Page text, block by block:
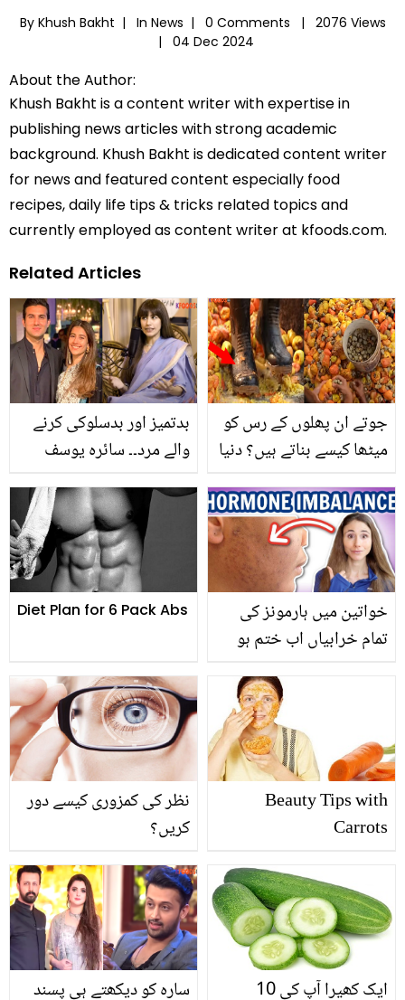
By Khush Bakht | In News | 0 Comments |
2076 Views
|
04 Dec 2024
About the Author:
Khush Bakht is a content writer with expertise in
publishing news articles with strong academic
background. Khush Bakht is dedicated content writer
for news and featured content especially food
recipes, daily life tips & tricks related topics and
currently employed as content writer at kfoods.com.
Related Articles
بدتمیز اور بدسلوکی کرنے
والے مرد۔۔ سائرہ یوسف
خوبیاں دیکھنا چاہتی ہیں؟
جوتے ان پھلوں کے رس کو
میٹھا کیسے بناتے ہیں؟ دنیا
مشینوں کے بجائے پاؤں سے
جوس نکالتے ہیں، دیکھیے
Diet Plan for 6 Pack Abs
خواتین میں ہارمونز کی
تمام خرابیاں اب ختم ہو
منٹ تک صرف یہ کام
کریں، پھر کبھی ہارمونز
خراب نہیں ہوں گے
نظر کی کمزوری کیسے دور
کریں؟
Beauty Tips with
Carrots
سارہ کو دیکھتے ہی پسند
ایک کھیرا آپ کی 10